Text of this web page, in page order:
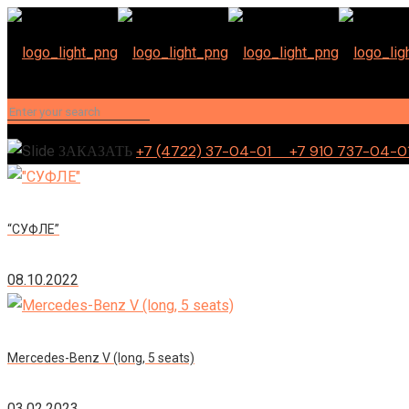
ЗАКАЗАТЬ +7 (4722) 37-04-01 +7 910 737-04-
“СУФЛЕ”
08.10.2022
Mercedes-Benz V (long, 5 seats)